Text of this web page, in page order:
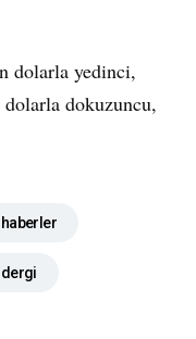
dolarla yedinci,
dokuzuncu,